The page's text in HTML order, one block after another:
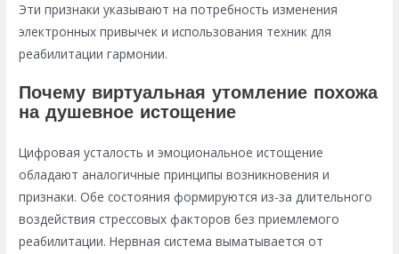
Эти признаки указывают на потребность изменения
электронных привычек и использования техник для
реабилитации гармонии.
Почему виртуальная утомление похожа
на душевное истощение
Цифровая усталость и эмоциональное истощение
обладают аналогичные принципы возникновения и
признаки. Обе состояния формируются из-за длительного
воздействия стрессовых факторов без приемлемого
реабилитации. Нервная система выматывается от